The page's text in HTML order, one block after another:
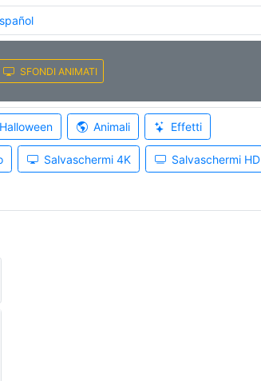
SFONDI ANIMATI
Halloween Animali Effetti
Salvaschermi 4K Salvaschermi HD